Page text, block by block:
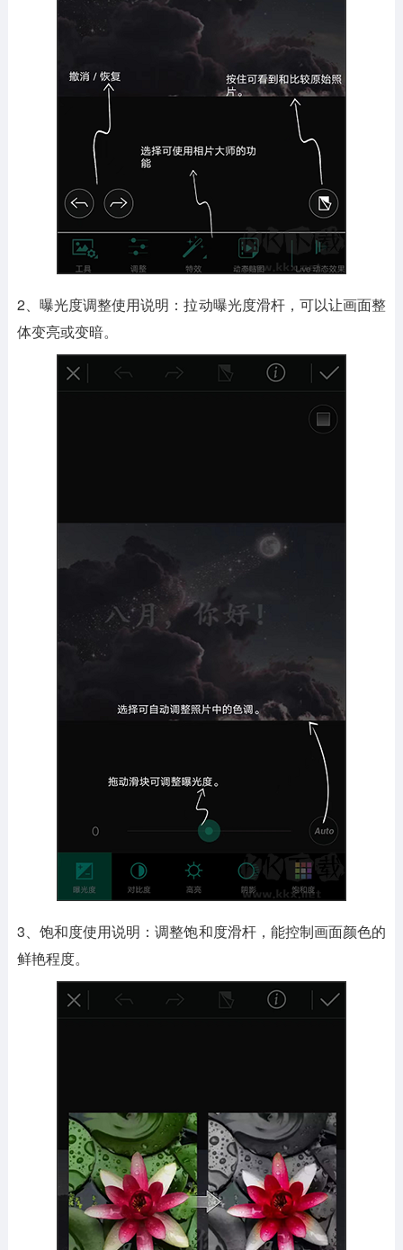
2、曝光度调整使用说明：拉动曝光度滑杆，可以让画面整
体变亮或变暗。
3、饱和度使用说明：调整饱和度滑杆，能控制画面颜色的
鲜艳程度。